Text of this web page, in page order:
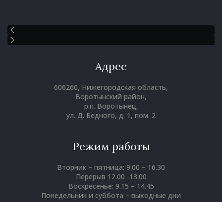
Адрес
606260, Нижегородская область,
Воротынский район,
р.п. Воротынец,
ул. Д. Бедного, д. 1, пом. 2
Режим работы
Вторник – пятница: 9.00 – 16.30
Перерыв 12.00 -13.00
Воскресенье: 9.15 – 14.45
Понедельник и суббота – выходные дни